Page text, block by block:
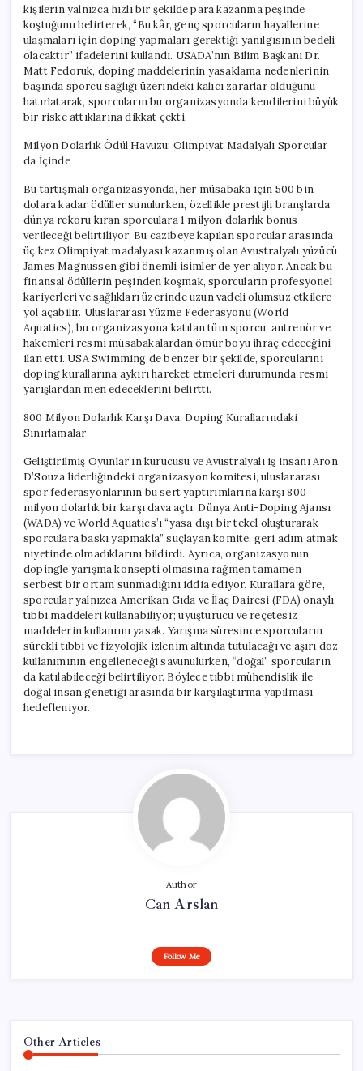
kişilerin yalnızca hızlı bir şekilde para kazanma peşinde
koştuğunu belirterek, “Bu kâr, genç sporcuların hayallerine
ulaşmaları için doping yapmaları gerektiği yanılgısının bedeli
olacaktır” ifadelerini kullandı. USADA’nın Bilim Başkanı Dr.
Matt Fedoruk, doping maddelerinin yasaklama nedenlerinin
başında sporcu sağlığı üzerindeki kalıcı zararlar olduğunu
hatırlatarak, sporcuların bu organizasyonda kendilerini büyük
bir riske attıklarına dikkat çekti.
Milyon Dolarlık Ödül Havuzu: Olimpiyat Madalyalı Sporcular
da İçinde
Bu tartışmalı organizasyonda, her müsabaka için 500 bin
dolara kadar ödüller sunulurken, özellikle prestijli branşlarda
dünya rekoru kıran sporculara 1 milyon dolarlık bonus
verileceği belirtiliyor. Bu cazibeye kapılan sporcular arasında
üç kez Olimpiyat madalyası kazanmış olan Avustralyalı yüzücü
James Magnussen gibi önemli isimler de yer alıyor. Ancak bu
finansal ödüllerin peşinden koşmak, sporcuların profesyonel
kariyerleri ve sağlıkları üzerinde uzun vadeli olumsuz etkilere
yol açabilir. Uluslararası Yüzme Federasyonu (World
Aquatics), bu organizasyona katılan tüm sporcu, antrenör ve
hakemleri resmi müsabakalardan ömür boyu ihraç edeceğini
ilan etti. USA Swimming de benzer bir şekilde, sporcularını
doping kurallarına aykırı hareket etmeleri durumunda resmi
yarışlardan men edeceklerini belirtti.
800 Milyon Dolarlık Karşı Dava: Doping Kurallarındaki
Sınırlamalar
Geliştirilmiş Oyunlar’ın kurucusu ve Avustralyalı iş insanı Aron
D’Souza liderliğindeki organizasyon komitesi, uluslararası
spor federasyonlarının bu sert yaptırımlarına karşı 800
milyon dolarlık bir karşı dava açtı. Dünya Anti-Doping Ajansı
(WADA) ve World Aquatics’ı “yasa dışı bir tekel oluşturarak
sporculara baskı yapmakla” suçlayan komite, geri adım atmak
niyetinde olmadıklarını bildirdi. Ayrıca, organizasyonun
dopingle yarışma konsepti olmasına rağmen tamamen
serbest bir ortam sunmadığını iddia ediyor. Kurallara göre,
sporcular yalnızca Amerikan Gıda ve İlaç Dairesi (FDA) onaylı
tıbbi maddeleri kullanabiliyor; uyuşturucu ve reçetesiz
maddelerin kullanımı yasak. Yarışma süresince sporcuların
sürekli tıbbi ve fizyolojik izlenim altında tutulacağı ve aşırı doz
kullanımının engelleneceği savunulurken, “doğal” sporcuların
da katılabileceği belirtiliyor. Böylece tıbbi mühendislik ile
doğal insan genetiği arasında bir karşılaştırma yapılması
hedefleniyor.
Author
Can Arslan
Follow Me
Other Articles